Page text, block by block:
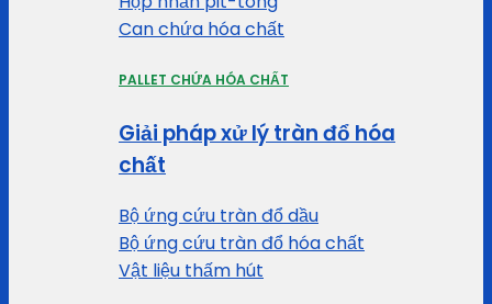
Can chứa hóa chất
PALLET CHỨA HÓA CHẤT
Giải pháp xử lý tràn đổ hóa
chất
Bộ ứng cứu tràn đổ dầu
Bộ ứng cứu tràn đổ hóa chất
Vật liệu thấm hút